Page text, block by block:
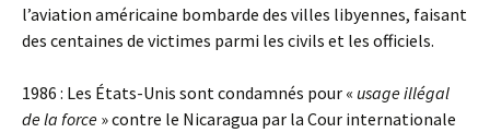
l’aviation américaine bombarde des villes libyennes, faisant
des centaines de victimes parmi les civils et les officiels.
1986 : Les États-Unis sont condamnés pour « usage illégal
de la force » contre le Nicaragua par la Cour internationale